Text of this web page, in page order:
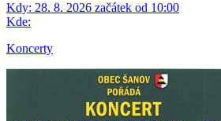
Kdy: 28. 8. 2026 začátek od 10:00
Kde:
Koncerty